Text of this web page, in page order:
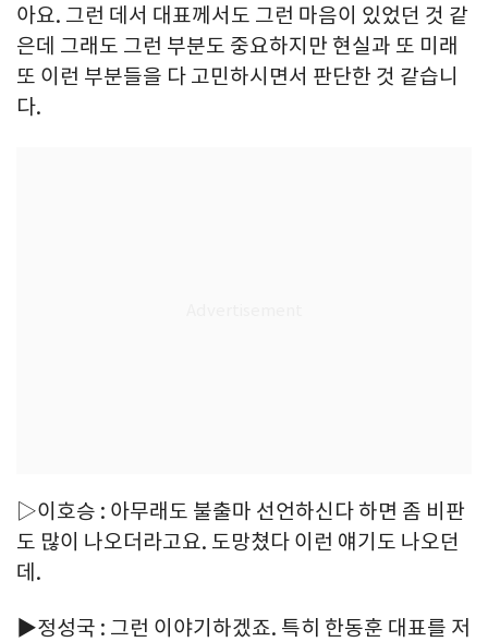
아요. 그런 데서 대표께서도 그런 마음이 있었던 것 같
은데 그래도 그런 부분도 중요하지만 현실과 또 미래
또 이런 부분들을 다 고민하시면서 판단한 것 같습니
다.
▷이호승 : 아무래도 불출마 선언하신다 하면 좀 비판
도 많이 나오더라고요. 도망쳤다 이런 얘기도 나오던
데.
▶정성국 : 그런 이야기하겠죠. 특히 한동훈 대표를 저